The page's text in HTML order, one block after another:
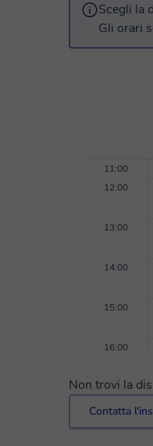
Scegli la
Gli orari
11:00
12:00
13:00
14:00
15:00
16:00
Non trovi la
Contatta